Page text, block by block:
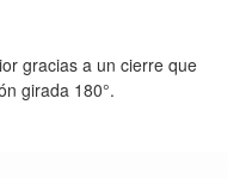
gracias a un cierre que
girada 180°.